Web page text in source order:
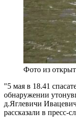
Фото из
"5 мая в 18.41
обнаружении
д.Яглевичи
рассказали в пресс-